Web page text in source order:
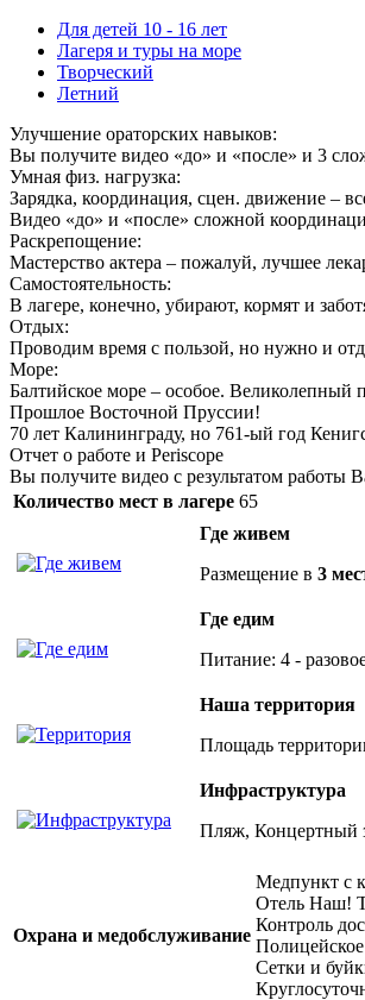
Для детей 10 - 16 лет
Лагеря и туры на море
Творческий
Летний
Улучшение ораторских навыков:
Вы получите видео «до» и «после» и 3
Умная физ. нагрузка:
Зарядка, координация, сцен. движение –
Видео «до» и «после» сложной
Раскрепощение:
Мастерство актера – пожалуй, лучшее
Самостоятельность:
В лагере, конечно, убирают, кормят и
Отдых:
Проводим время с пользой, но нужно и
Море:
Балтийское море – особое.
Прошлое Восточной Пруссии!
70 лет Калининграду, но 761-ый год
Отчет о работе и Periscope
Вы получите видео с результатом работы
Количество мест в лагере 65
Где живем
Размещение в 3
Где едим
Питание: 4 -
Наша территория
Площадь
Инфраструктура
Пляж, Концертный
Охрана и медобслуживание
Медпункт с
Отель Наш!
Контроль
Сетки и